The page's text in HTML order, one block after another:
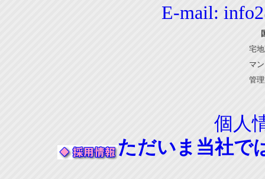
E-mail:
宅
マ
管
個人
ただいま当社で